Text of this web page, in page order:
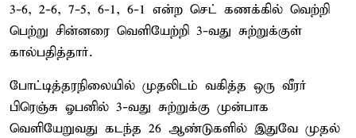
3-6, 2-6, 7-5, 6-1, 6-1 என்ற செட் கணக்கில் வெற்றி
பெற்று சின்னரை வெளியேற்றி 3-வது சுற்றுக்குள்
கால்பதித்தார்.
போட்டித்தரநிலையில் முதலிடம் வகித்த ஒரு வீரர்
பிரெஞ்சு ஓபனில் 3-வது சுற்றுக்கு முன்பாக
வெளியேறுவது கடந்த 26 ஆண்டுகளில் இதுவே முதல்